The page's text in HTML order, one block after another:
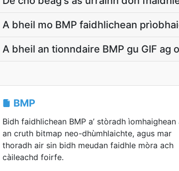
A bheil mo BMP faidhlichean
A bheil an tionndaire BMP gu GIF ag
BMP
Bidh faidhlichean BMP a’ stòradh ìomhaighean
an cruth bitmap neo-dhùmhlaichte, agus mar
thoradh air sin bidh meudan faidhle mòra ach
càileachd foirfe.